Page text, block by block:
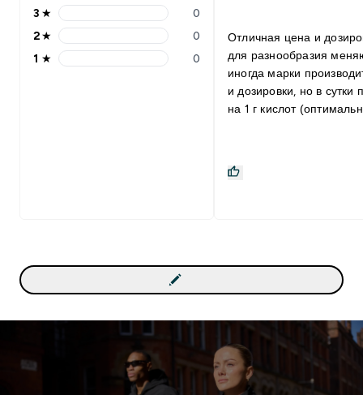
3 ★
0
2★
0
1 ★ 0
Отличная цена и
для разнообразия
иногда марки
и дозировки, но в сутки
на 1 г кислот
женщинам, особенно
размера, с
проблем не возникало,
иногда жалуется, нет и
было ни никогда.
во время приёма пищи
в день (завтрак и обед),